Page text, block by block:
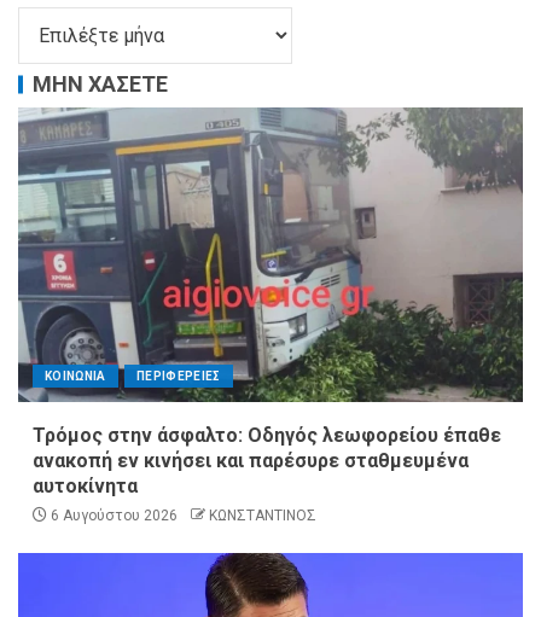
ΜΗΝ ΧΑΣΕΤΕ
ΚΟΙΝΩΝΙΑ ΠΕΡΙΦΕΡΕΙΕΣ
Τρόμος στην άσφαλτο: Οδηγός λεωφορείου έπαθε
ανακοπή εν κινήσει και παρέσυρε σταθμευμένα
αυτοκίνητα
6 Αυγούστου 2026 ΚΩΝΣΤΑΝΤΙΝΟΣ